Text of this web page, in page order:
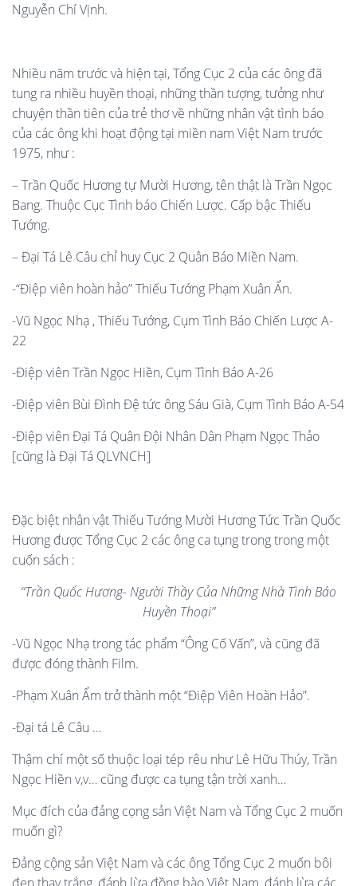
Nguyễn Chí Vịnh.
Nhiều năm trước và hiện tại, Tổng Cục 2 của các ông đã
tung ra nhiều huyền thoại, những thần tượng, tưởng như
chuyện thần tiên của trẻ thơ về những nhân vật tình báo
của các ông khi hoạt động tại miền nam Việt Nam trước
1975, như :
– Trần Quốc Hương tự Mười Hương, tên thật là Trần Ngọc
Bang. Thuộc Cục Tình báo Chiến Lược. Cấp bậc Thiếu
Tướng.
– Đại Tá Lê Câu chỉ huy Cục 2 Quân Báo Miền Nam.
-“Điệp viên hoàn hảo” Thiếu Tướng Phạm Xuân Ẩn.
-Vũ Ngọc Nhạ , Thiếu Tướng, Cụm Tình Báo Chiến Lược A-
22
-Điệp viên Trần Ngọc Hiền, Cụm Tình Báo A-26
-Điệp viên Bùi Đình Đệ tức ông Sáu Già, Cụm Tình Báo A-54
-Điệp viên Đại Tá Quân Đội Nhân Dân Phạm Ngọc Thảo
[cũng là Đại Tá QLVNCH]
Đặc biệt nhân vật Thiếu Tướng Mười Hương Tức Trần Quốc
Hương được Tổng Cục 2 các ông ca tụng trong trong một
cuốn sách :
“Trần Quốc Hương- Người Thầy Của Những Nhà Tình Báo
Huyền Thoại”
-Vũ Ngọc Nhạ trong tác phẩm “Ông Cố Vấn”, và cũng đã
được đóng thành Film.
-Phạm Xuân Ẩm trở thành một “Điệp Viên Hoàn Hảo”.
-Đại tá Lê Câu …
Thậm chí một số thuộc loại tép rêu như Lê Hữu Thúy, Trần
Ngọc Hiền v,v… cũng được ca tụng tận trời xanh…
Mục đích của đảng cọng sản Việt Nam và Tổng Cục 2 muốn
muốn gì?
Đảng cộng sản Việt Nam và các ông Tổng Cục 2 muốn bôi